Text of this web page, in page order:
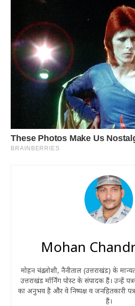
Mohan
मोहन चंद्र जोशी, नैनीताल (उत्तराखंड) के
उत्तराखंड मॉर्निंग पोस्ट के संपादक हैं। उन्हें
का अनुभव है और वे निष्पक्ष व जनहितकारी
हैं।